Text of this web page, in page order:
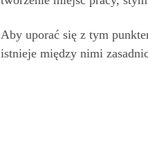
Aby uporać się z tym
istnieje między nimi